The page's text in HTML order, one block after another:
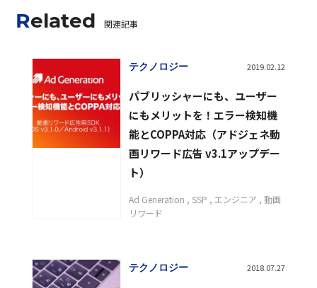
Related 関連記事
テクノロジー 2019.02.12
パブリッシャーにも、ユーザー
にもメリットを！エラー検知機
能とCOPPA対応（アドジェネ動
画リワード広告 v3.1アップデー
ト）
Ad Generation SSP エンジニア
動画
リワード
テクノロジー 2018.07.27